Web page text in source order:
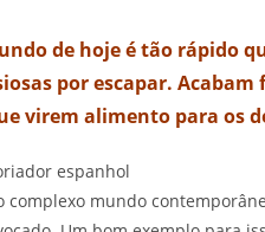
de hoje é tão rápido
por escapar.
virem alimento para os
espanhol
mundo